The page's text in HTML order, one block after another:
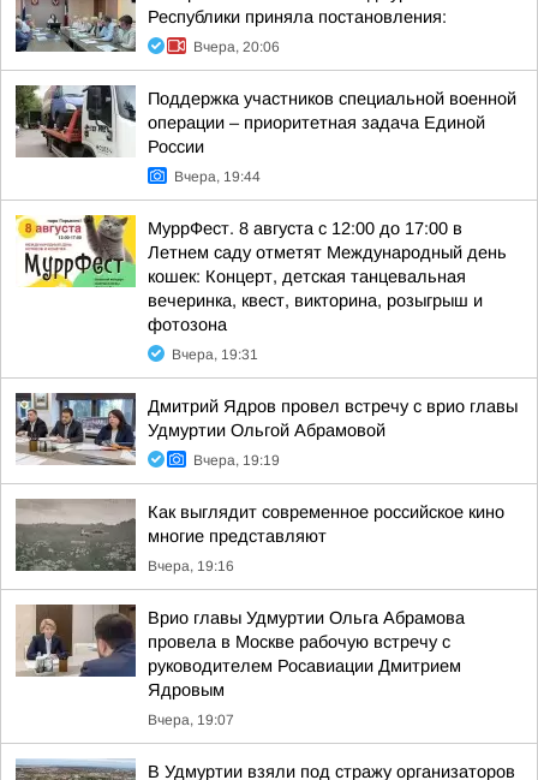
Республики приняла постановления:
Вчера, 20:06
Поддержка участников специальной военной
операции – приоритетная задача Единой
России
Вчера, 19:44
МуррФест. 8 августа с 12:00 до 17:00 в
Летнем саду отметят Международный день
кошек: Концерт, детская танцевальная
вечеринка, квест, викторина, розыгрыш и
фотозона
Вчера, 19:31
Дмитрий Ядров провел встречу с врио главы
Удмуртии Ольгой Абрамовой
Вчера, 19:19
Как выглядит современное российское кино
многие представляют
Вчера, 19:16
Врио главы Удмуртии Ольга Абрамова
провела в Москве рабочую встречу с
руководителем Росавиации Дмитрием
Ядровым
Вчера, 19:07
В Удмуртии взяли под стражу организаторов